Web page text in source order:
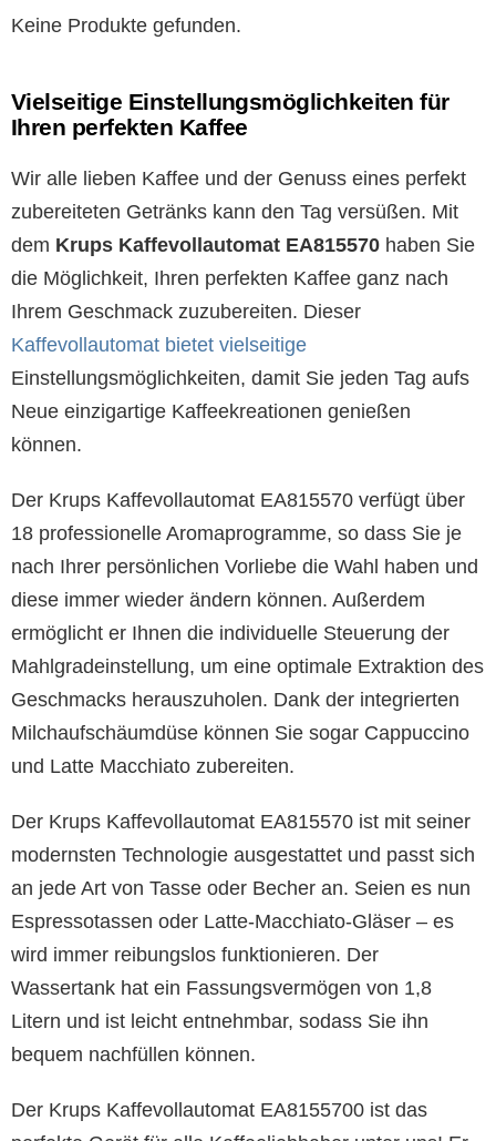
Keine Produkte gefunden.
Vielseitige Einstellungsmöglichkeiten für
Ihren perfekten Kaffee
Wir alle lieben Kaffee und der Genuss eines perfekt
zubereiteten Getränks kann den Tag versüßen. Mit
dem Krups Kaffevollautomat EA815570 haben Sie
die Möglichkeit, Ihren perfekten Kaffee ganz nach
Ihrem Geschmack zuzubereiten. Dieser
Kaffevollautomat bietet vielseitige
Einstellungsmöglichkeiten, damit Sie jeden Tag aufs
Neue einzigartige Kaffeekreationen genießen
können.
Der Krups Kaffevollautomat EA815570 verfügt über
18 professionelle Aromaprogramme, so dass Sie je
nach Ihrer persönlichen Vorliebe die Wahl haben und
diese immer wieder ändern können. Außerdem
ermöglicht er Ihnen die individuelle Steuerung der
Mahlgradeinstellung, um eine optimale Extraktion des
Geschmacks herauszuholen. Dank der integrierten
Milchaufschäumdüse können Sie sogar Cappuccino
und Latte Macchiato zubereiten.
Der Krups Kaffevollautomat EA815570 ist mit seiner
modernsten Technologie ausgestattet und passt sich
an jede Art von Tasse oder Becher an. Seien es nun
Espressotassen oder Latte-Macchiato-Gläser – es
wird immer reibungslos funktionieren. Der
Wassertank hat ein Fassungsvermögen von 1,8
Litern und ist leicht entnehmbar, sodass Sie ihn
bequem nachfüllen können.
Der Krups Kaffevollautomat EA8155700 ist das